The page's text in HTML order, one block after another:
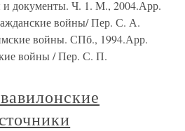
и документы. Ч. 1. М., 2004.Арр.
войны/ Пер. С. А.
войны. СПб., 1994.Арр.
войны / Пер. С. П.